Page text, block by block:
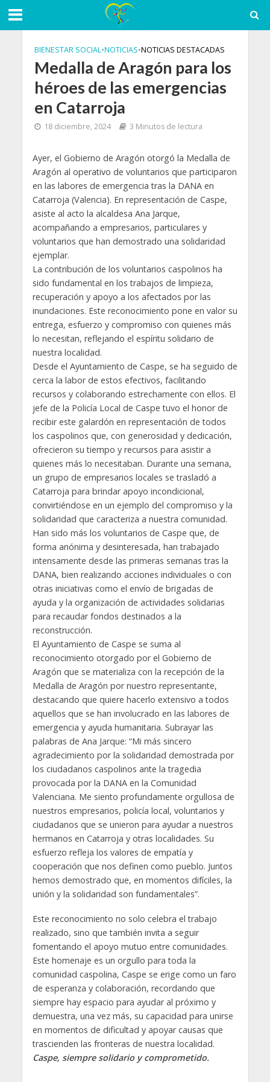
BIENESTAR SOCIAL•NOTICIAS•NOTICIAS DESTACADAS
Medalla de Aragón para los
héroes de las emergencias
en Catarroja
18 diciembre, 2024 3 Minutos de lectura
Ayer, el Gobierno de Aragón otorgó la Medalla de
Aragón al operativo de voluntarios que participaron
en las labores de emergencia tras la DANA en
Catarroja (Valencia). En representación de Caspe,
asiste al acto la alcaldesa Ana Jarque,
acompañando a empresarios, particulares y
voluntarios que han demostrado una solidaridad
ejemplar.
La contribución de los voluntarios caspolinos ha
sido fundamental en los trabajos de limpieza,
recuperación y apoyo a los afectados por las
inundaciones. Este reconocimiento pone en valor su
entrega, esfuerzo y compromiso con quienes más
lo necesitan, reflejando el espíritu solidario de
nuestra localidad.
Desde el Ayuntamiento de Caspe, se ha seguido de
cerca la labor de estos efectivos, facilitando
recursos y colaborando estrechamente con ellos. El
jefe de la Policía Local de Caspe tuvo el honor de
recibir este galardón en representación de todos
los caspolinos que, con generosidad y dedicación,
ofrecieron su tiempo y recursos para asistir a
quienes más lo necesitaban. Durante una semana,
un grupo de empresarios locales se trasladó a
Catarroja para brindar apoyo incondicional,
convirtiéndose en un ejemplo del compromiso y la
solidaridad que caracteriza a nuestra comunidad.
Han sido más los voluntarios de Caspe que, de
forma anónima y desinteresada, han trabajado
intensamente desde las primeras semanas tras la
DANA, bien realizando acciones individuales o con
otras iniciativas como el envío de brigadas de
ayuda y la organización de actividades solidarias
para recaudar fondos destinados a la
reconstrucción.
El Ayuntamiento de Caspe se suma al
reconocimiento otorgado por el Gobierno de
Aragón que se materializa con la recepción de la
Medalla de Aragón por nuestro representante,
destacando que quiere hacerlo extensivo a todos
aquellos que se han involucrado en las labores de
emergencia y ayuda humanitaria. Subrayar las
palabras de Ana Jarque: “Mi más sincero
agradecimiento por la solidaridad demostrada por
los ciudadanos caspolinos ante la tragedia
provocada por la DANA en la Comunidad
Valenciana. Me siento profundamente orgullosa de
nuestros empresarios, policía local, voluntarios y
ciudadanos que se unieron para ayudar a nuestros
hermanos en Catarroja y otras localidades. Su
esfuerzo refleja los valores de empatía y
cooperación que nos definen como pueblo. Juntos
hemos demostrado que, en momentos difíciles, la
unión y la solidaridad son fundamentales”.
Este reconocimiento no solo celebra el trabajo
realizado, sino que también invita a seguir
fomentando el apoyo mutuo entre comunidades.
Este homenaje es un orgullo para toda la
comunidad caspolina, Caspe se erige como un faro
de esperanza y colaboración, recordando que
siempre hay espacio para ayudar al próximo y
demuestra, una vez más, su capacidad para unirse
en momentos de dificultad y apoyar causas que
trascienden las fronteras de nuestra localidad.
Caspe, siempre solidario y comprometido.